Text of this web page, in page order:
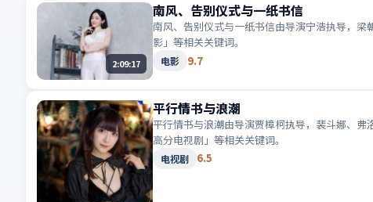
2:09:17
南风、告别仪式与一纸书信
南风、告别仪式与一纸书信由导演宁浩执导，
影」等相关关键词。
电影 9.7
平行情书与浪潮
平行情书与浪潮由导演贾樟柯执导，裴斗娜、
高分电视剧」等相关关键词。
电视剧 6.5